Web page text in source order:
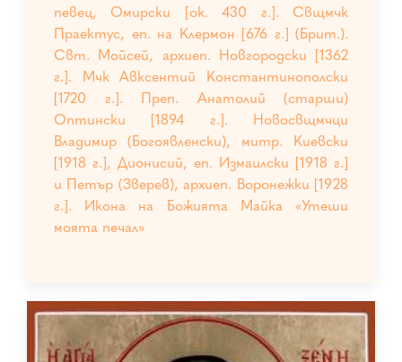
певец, Омирски [ок. 430 г.]. Свщмчк
Праектус, еп. на Клермон [676 г.] (Брит.).
Свт. Мойсей, архиеп. Новгородски [1362
г.]. Мчк Авксентий Константинополски
[1720 г.]. Преп. Анатолий (старши)
Оптински [1894 г.]. Новосвщмчци
Владимир (Богоявленски), митр. Киевски
[1918 г.], Дионисий, еп. Измаилски [1918 г.]
и Петър (Зверев), архиеп. Воронежки [1928
г.]. Икона на Божията Майка «Утеши
моята печал»